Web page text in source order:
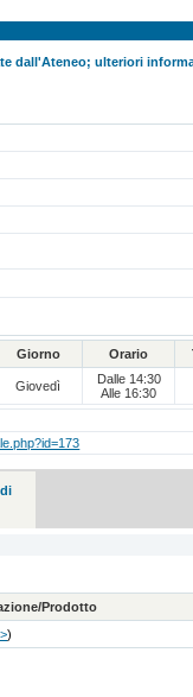
dall'Ateneo; ulteriori
Giorno Orario
Giovedì
Dalle 14:30
Alle 16:30
Prodotto
)